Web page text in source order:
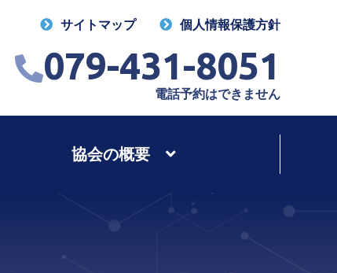
サイトマップ 個人情報保護方針
079-431-8051
電話予約はできません
協会の概要